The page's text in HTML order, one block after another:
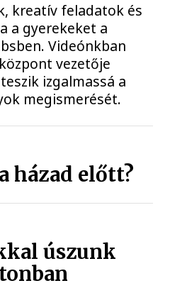
kreatív feladatok és
a gyerekeket a
Videónkban
vezetője
izgalmassá a
megismerését.
házad előtt?
úszunk